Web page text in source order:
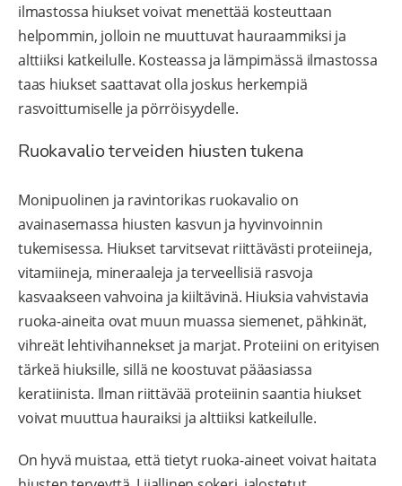
ilmastossa hiukset voivat menettää kosteuttaan
helpommin, jolloin ne muuttuvat hauraammiksi ja
alttiiksi katkeilulle. Kosteassa ja lämpimässä ilmastossa
taas hiukset saattavat olla joskus herkempiä
rasvoittumiselle ja pörröisyydelle.
Ruokavalio terveiden hiusten tukena
Monipuolinen ja ravintorikas ruokavalio on
avainasemassa hiusten kasvun ja hyvinvoinnin
tukemisessa. Hiukset tarvitsevat riittävästi proteiineja,
vitamiineja, mineraaleja ja terveellisiä rasvoja
kasvaakseen vahvoina ja kiiltävinä. Hiuksia vahvistavia
ruoka-aineita ovat muun muassa siemenet, pähkinät,
vihreät lehtivihannekset ja marjat. Proteiini on erityisen
tärkeä hiuksille, sillä ne koostuvat pääasiassa
keratiinista. Ilman riittävää proteiinin saantia hiukset
voivat muuttua hauraiksi ja alttiiksi katkeilulle.
On hyvä muistaa, että tietyt ruoka-aineet voivat haitata